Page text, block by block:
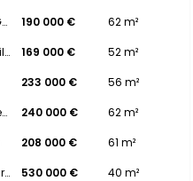
192 Rue Florentin Gaudefroy 190 000 €
62 m²
74 Rue De Menneville 169 000 €
52 m²
233 000 €
56 m²
130 Rue Maurice Lemaire 240 000 €
62 m²
208 000 €
61 m²
488b Rue Henri Barbusse 530 000 € 40 m²